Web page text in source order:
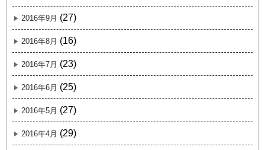
2016年9月 (27)
2016年8月 (16)
2016年7月 (23)
2016年6月 (25)
2016年5月 (27)
2016年4月 (29)